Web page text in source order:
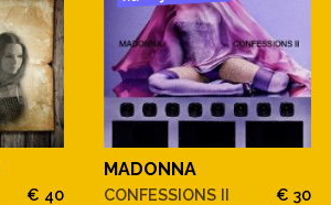
€ 40
MADONNA
CONFESSIONS II € 30